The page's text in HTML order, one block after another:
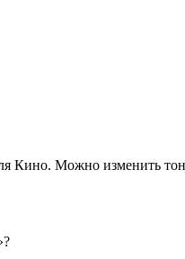
Кино. Можно изменить